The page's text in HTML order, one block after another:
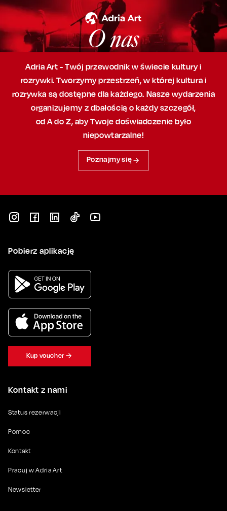
O nas
Adria Art - Twój przewodnik w świecie kultury i
rozrywki. Tworzymy przestrzeń,w której kultura i
rozrywka są dostępne dla każdego. Nasze wydarzenia
organizujemy z dbałością o każdy szczegół,
od A do Z, abyTwoje doświadczenie było
niepowtarzalne!
Poznajmy się
Kontakt z nami
Status rezerwacji
Pomoc
Kontakt
Pracuj w Adria Art
Newsletter
Pobierz aplikację
Kup voucher